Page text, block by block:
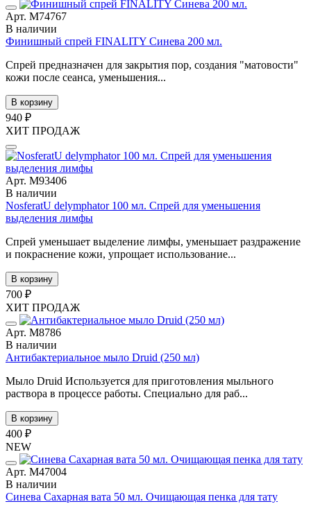
Арт. М74767
В наличии
Финишный спрей FINALITY Синева 200 мл.
Спрей предназначен для закрытия пор, создания "матовости"
кожи после сеанса, уменьшения...
В корзину
940 ₽
ХИТ ПРОДАЖ
Арт. М93406
В наличии
NosferatU delymphator 100 мл. Спрей для уменьшения
выделения лимфы
Спрей уменьшает выделение лимфы, уменьшает раздражение
и покраснение кожи, упрощает использование...
В корзину
700 ₽
ХИТ ПРОДАЖ
Арт. М8786
В наличии
Антибактериальное мыло Druid (250 мл)
Мыло Druid Используется для приготовления мыльного
раствора в процессе работы. Специально для раб...
В корзину
400 ₽
NEW
Арт. М47004
В наличии
Синева Сахарная вата 50 мл. Очищающая пенка для тату